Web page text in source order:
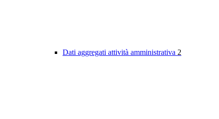
Dati aggregati attività amministrativa 2